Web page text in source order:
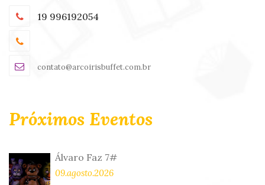
19 996192054
contato@arcoirisbuffet.com.br
Próximos Eventos
Álvaro Faz 7#
09.agosto.2026